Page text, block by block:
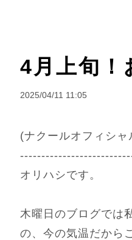
4月上旬！
2025/04/11 11:05
(ナクールオフィシャ
オリハシです。
木曜日のブログでは
の、今の気温だから